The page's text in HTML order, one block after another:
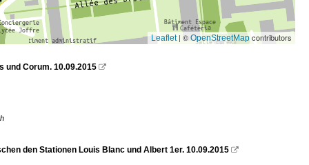
Leaflet| © OpenStreetMap contributors
und Corum. 10.09.2015 
den Stationen Louis Blanc und Albert 1er. 10.09.2015 